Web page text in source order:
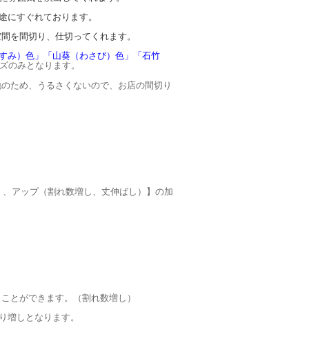
にすぐれております。
を間切り、仕切ってくれます。
み）色」「山葵（わさび）色」「石竹
のみとなります。
ため、うるさくないので、お店の間切り
アップ（割れ数増し、丈伸ばし）】の加
とができます。（割れ数増し）
増しとなります。